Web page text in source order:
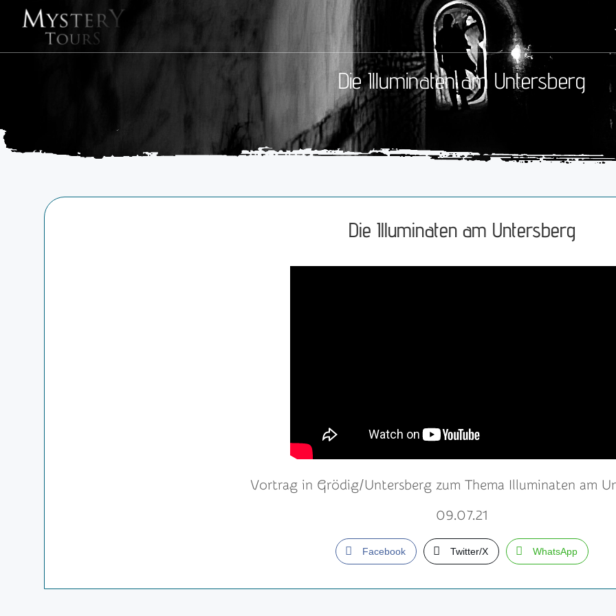
Die Illuminaten am Untersberg
Die Illuminaten am Untersberg
Vortrag in Grödig/Untersberg zum Thema Illuminaten am
09.07.21
Facebook Twitter/X WhatsApp